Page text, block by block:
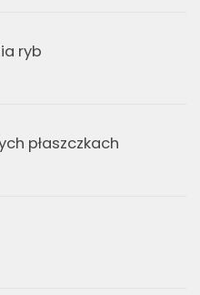
ryb
płaszczkach